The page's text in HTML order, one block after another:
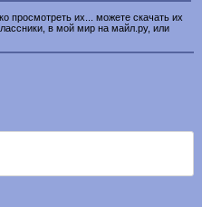
просмотреть их... можете скачать их
в мой мир на майл.ру, или